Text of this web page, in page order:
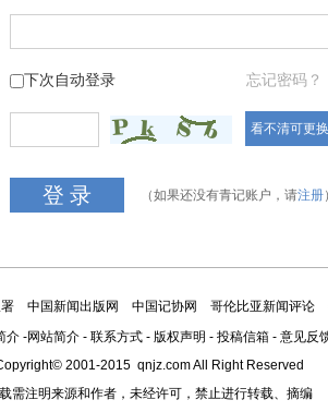
下次自动登录 忘记密码？
看不清可更
（如果还没有青记账户，请注册）
中国新闻出版网 中国记协网 哥伦比亚新闻评论
介-网站简介- 联系方式- 版权声明 - 投稿信箱- 意见反
2001-2015 qnjz.com All Right Reserved
需注明来源和作者，未经许可，禁止进行转载、摘编